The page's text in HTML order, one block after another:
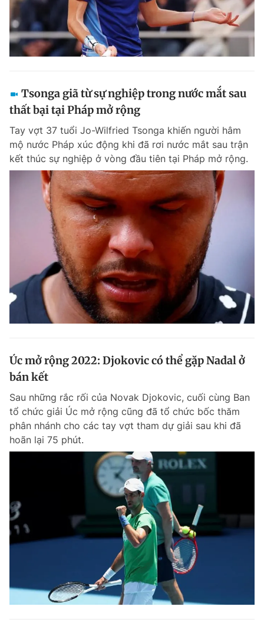
Tsonga giã từ sự nghiệp trong nước mắt sau
thất bại tại Pháp mở rộng
Tay vợt 37 tuổi Jo-Wilfried Tsonga khiến người hâm
mộ nước Pháp xúc động khi đã rơi nước mắt sau trận
kết thúc sự nghiệp ở vòng đầu tiên tại Pháp mở rộng.
Úc mở rộng 2022: Djokovic có thể gặp Nadal ở
bán kết
Sau những rắc rối của Novak Djokovic, cuối cùng Ban
tổ chức giải Úc mở rộng cũng đã tổ chức bốc thăm
phân nhánh cho các tay vợt tham dự giải sau khi đã
hoãn lại 75 phút.